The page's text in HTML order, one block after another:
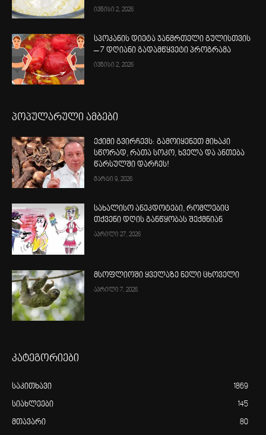
ივნისი 2, 2026
სპოკანის დიეტა ჯანმრთელი გულისთვის
– 7 დღიანი გადამწყვეტი პროგრამა
ივნისი 2, 2026
პოპულარული ამბები
ექიმი გვირჩევს: გამოიყენეთ მიხაკი
სწორად, რათა სოკო, ხველა და ანთება
წარსულში დარჩეს!
მარტი 9, 2026
სახალისო ანეკდოტები, რომლებიც
თქვენი დღის განწყობას შექმნიან
აპრილი 27, 2026
მსოფლიოში ყველაზე ნელი ცხოველი
აპრილი 7, 2026
კატეგორიები
საკითხავი 1869
სიახლეები 145
მთავარი 80